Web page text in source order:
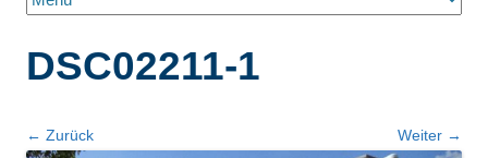
DSC02211-1
← Zurück Weiter →